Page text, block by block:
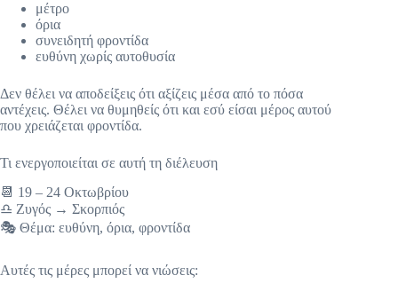
μέτρο
όρια
συνειδητή φροντίδα
ευθύνη χωρίς αυτοθυσία
Δεν θέλει να αποδείξεις ότι αξίζεις μέσα από το πόσα
αντέχεις. Θέλει να θυμηθείς ότι και εσύ είσαι μέρος αυτού
που χρειάζεται φροντίδα.
Τι ενεργοποιείται σε αυτή τη διέλευση
📆 19 – 24 Οκτωβρίου
♎ Ζυγός → Σκορπιός
🎭 Θέμα: ευθύνη, όρια, φροντίδα
Αυτές τις μέρες μπορεί να νιώσεις: